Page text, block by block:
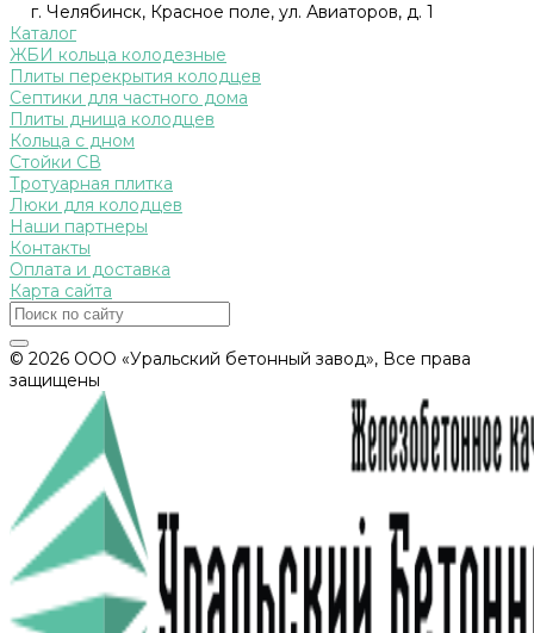
г. Челябинск, Красное поле, ул. Авиаторов, д. 1
Каталог
ЖБИ кольца колодезные
Плиты перекрытия колодцев
Септики для частного дома
Плиты днища колодцев
Кольца с дном
Стойки СВ
Тротуарная плитка
Люки для колодцев
Наши партнеры
Контакты
Оплата и доставка
Карта сайта
© 2026 ООО «Уральский бетонный завод», Все права
защищены